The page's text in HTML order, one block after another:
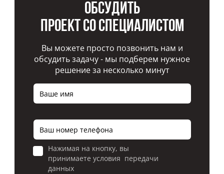
Обсудить
проект со специалистом
Вы можете просто позвонить нам и
обсудить задачу - мы подберем нужное
решение за несколько минут
Нажимая на кнопку, вы
принимаете условия передачи
данных